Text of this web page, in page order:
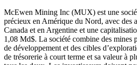
McEwen Mining Inc (MUX) est une
précieux en Amérique du Nord, avec des
Canada et en Argentine et une
1,08 Md$. La société combine des mines
de développement et des cibles
de trésorerie à court terme et sa valeur à